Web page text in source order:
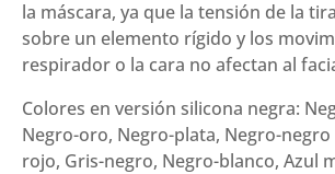
la máscara, ya que la tensión de la
sobre un elemento rígido y los
respirador o la cara no afectan al
Colores en versión silicona negra:
Negro-oro, Negro-plata, Negro-
rojo, Gris-negro, Negro-blanco, Azul